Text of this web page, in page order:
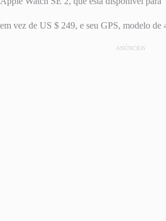
em vez de US $ 249, e seu GPS, modelo de
ANÚNCIOS